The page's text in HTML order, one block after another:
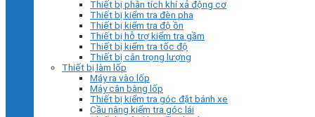
Thiết bị phân tích khí xả động cơ
Thiết bị kiểm tra đèn pha
Thiết bị kiểm tra độ ồn
Thiết bị hỗ trợ kiểm tra gầm
Thiết bị kiểm tra tốc độ
Thiết bị cân trọng lượng
Thiết bị làm lốp
Máy ra vào lốp
Máy cân bằng lốp
Thiết bị kiểm tra góc đặt bánh xe
Cầu nâng kiểm tra góc lái